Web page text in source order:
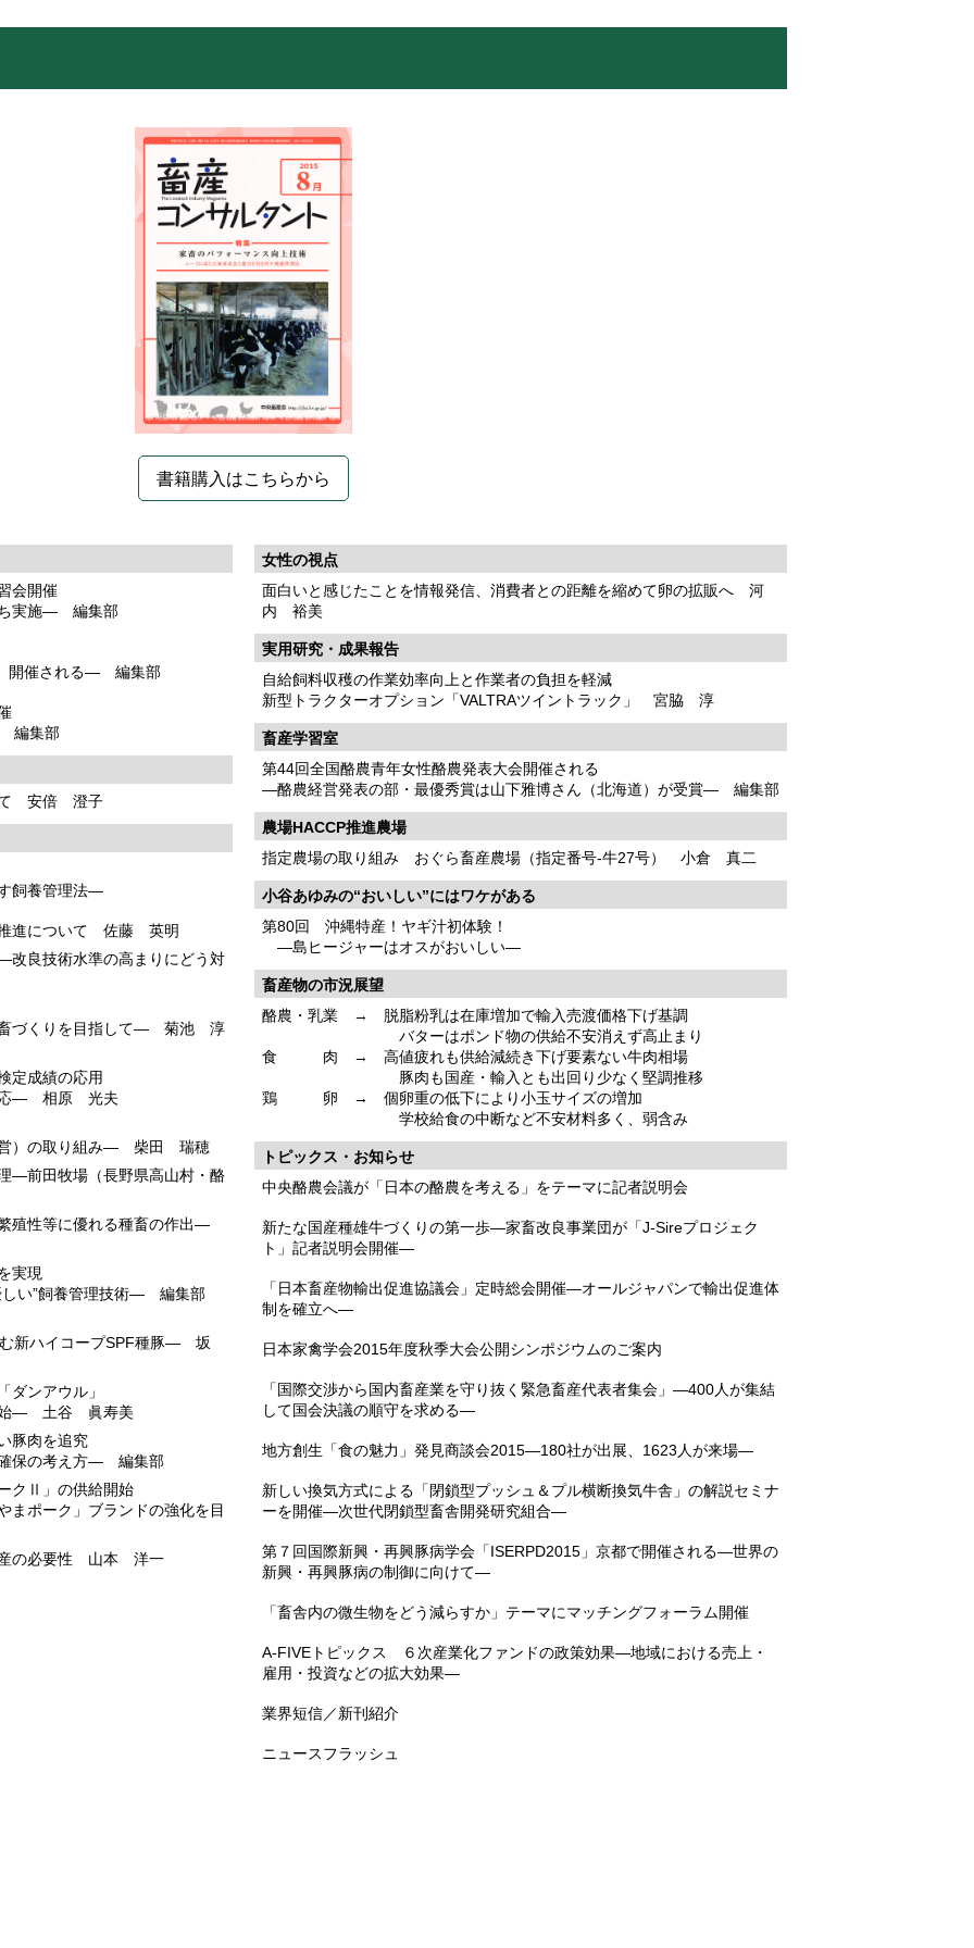
書籍購入はこちらから
会開催
ち実施― 編集部
開催される― 編集部
編集部
て 安倍 澄子
飼養管理法―
推進について 佐藤 英明
良技術水準の高まりにどう対
畜づくりを目指して― 菊池 淳
定成績の応用
応― 相原 光夫
営）の取り組み― 柴田 瑞穂
―前田牧場（長野県高山村・酪
殖性等に優れる種畜の作出―
実現
しい”飼養管理技術― 編集部
新ハイコープSPF種豚― 坂
ンアウル」
始― 土谷 眞寿美
豚肉を追究
確保の考え方― 編集部
クⅡ」の供給開始
ポーク」ブランドの強化を目
産の必要性 山本 洋一
女性の視点
面白いと感じたことを情報発信、消費者との距離を縮めて卵の拡販へ 河
内 裕美
実用研究・成果報告
自給飼料収穫の作業効率向上と作業者の負担を軽減
新型トラクターオプション「VALTRAツイントラック」 宮脇 淳
畜産学習室
第44回全国酪農青年女性酪農発表大会開催される
―酪農経営発表の部・最優秀賞は山下雅博さん（北海道）が受賞― 編集部
農場HACCP推進農場
指定農場の取り組み おぐら畜産農場（指定番号-牛27号） 小倉 真二
小谷あゆみの“おいしい”にはワケがある
第80回 沖縄特産！ヤギ汁初体験！
―島ヒージャーはオスがおいしい―
畜産物の市況展望
酪農・乳業 → 脱脂粉乳は在庫増加で輸入売渡価格下げ基調
バターはポンド物の供給不安消えず高止まり
食 肉 → 高値疲れも供給減続き下げ要素ない牛肉相場
豚肉も国産・輸入とも出回り少なく堅調推移
鶏 卵 → 個卵重の低下により小玉サイズの増加
学校給食の中断など不安材料多く、弱含み
トピックス・お知らせ
中央酪農会議が「日本の酪農を考える」をテーマに記者説明会
新たな国産種雄牛づくりの第一歩―家畜改良事業団が「J-Sireプロジェク
ト」記者説明会開催―
「日本畜産物輸出促進協議会」定時総会開催―オールジャパンで輸出促進体
制を確立へ―
日本家禽学会2015年度秋季大会公開シンポジウムのご案内
「国際交渉から国内畜産業を守り抜く緊急畜産代表者集会」―400人が集結
して国会決議の順守を求める―
地方創生「食の魅力」発見商談会2015―180社が出展、1623人が来場―
新しい換気方式による「閉鎖型プッシュ＆プル横断換気牛舎」の解説セミナ
ーを開催―次世代閉鎖型畜舎開発研究組合―
第７回国際新興・再興豚病学会「ISERPD2015」京都で開催される―世界の
新興・再興豚病の制御に向けて―
「畜舎内の微生物をどう減らすか」テーマにマッチングフォーラム開催
A-FIVEトピックス ６次産業化ファンドの政策効果―地域における売上・
雇用・投資などの拡大効果―
業界短信／新刊紹介
ニュースフラッシュ